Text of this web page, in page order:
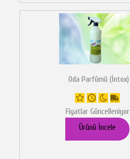
Oda Parfümü (İntox)
Fiyatlar Güncelleniyor
Ürünü İncele